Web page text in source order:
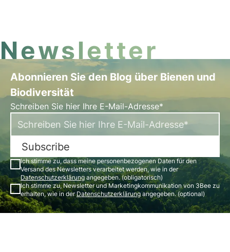
Newsletter
Abonnieren Sie den Blog über Bienen und
Biodiversität
Schreiben Sie hier Ihre E-Mail-Adresse*
Subscribe
Ich stimme zu, dass meine personenbezogenen Daten für den
Versand des Newsletters verarbeitet werden, wie in der
Datenschutzerklärungangegeben. (obligatorisch)
Ich stimme zu, Newsletter und Marketingkommunikation von 3Bee zu
erhalten, wie in derDatenschutzerklärungangegeben. (optional)